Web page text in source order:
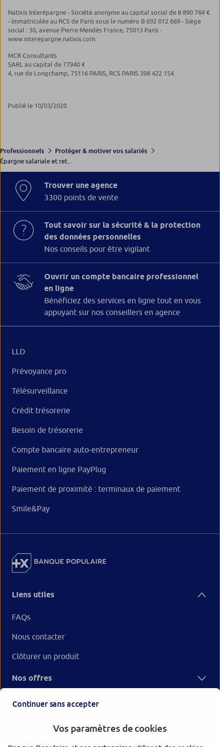
Natixis Interépargne - Société anonyme au capital social de 8 890 784 €
- Immatriculée au RCS de Paris sous le numéro B 692 012 669 - Siège
social : 30, avenue Pierre Mendès France, 75013 Paris -
www.interepargne.natixis.com.
MCR Consultants
SARL au capital de 77940 €
4, rue de Longchamp, 75116 PARIS, RCS PARIS 398 422 154.
Publié le 10/03/2020
Professionnels
Protéger & motiver vos salariés
Épargne salariale et ret...
Trouver une agence
3300 points de vente
Tout savoir sur la sécurité & la protection
des données personnelles
Nos conseils pour être vigilant
Ouvrir un compte bancaire professionnel
en ligne
Bénéficiez des services en ligne tout en vous
appuyant sur nos conseillers en agence
LLD
Prévoyance pro
Télésurveillance
Crédit trésorerie
Besoin de trésorerie
Compte bancaire auto-entrepreneur
Paiement en ligne PayPlug
Paiement de proximité : terminaux de paiement
Smile&Pay
Liens utiles
FAQs
Nous contacter
Clôturer un produit
Nos offres
Continuer sans accepter
Vos paramètres de cookies